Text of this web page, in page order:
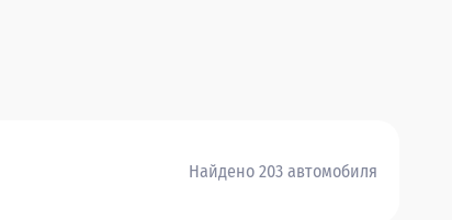
Найдено 203 автомобиля